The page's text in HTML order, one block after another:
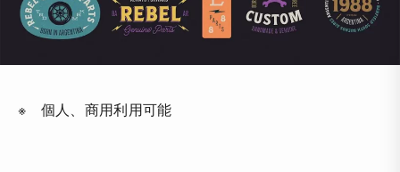
※ 個人、商用利用可能